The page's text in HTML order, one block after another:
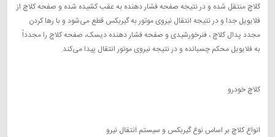
کلاچ منتقل شده و در نتیجه صفحه فشار دهنده به عقب کشیده شده و صفحه کلاچ از
فلایویل جدا و در نتیجه انتقال نیروی موتور به گیربکس قطع می‌‎شود و با رها کردن
مجدد پدال کلاچ ، فنرخورشیدی و صفحه فشار دهنده دیسک، صفحه کلاچ را مجدداً
به فلایویل محکم چسبانده و در نتیجه نیروی موتور انتقال پیدا می‌کند.
کلاچ خودرو
انواع کلاچ بر اساس نوع گیربکس و سیستم انتقال نیرو